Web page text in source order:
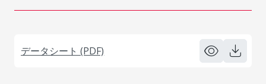
データシート (PDF)